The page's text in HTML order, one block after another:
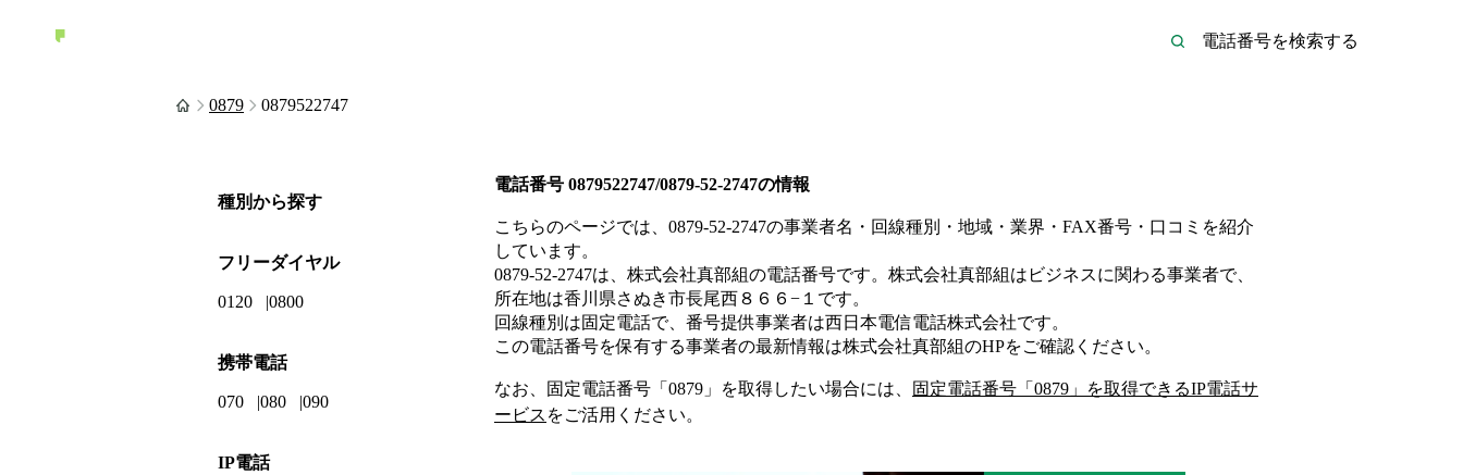
0879 0879522747
電話番号 0879522747/0879-52-2747の情報
こちらのページでは、 0879-52-2747の事業者名・回線種別・地域・業界・FAX番号・口コミを紹介
しています。
0879-52-2747は、 株式会社真部組の電話番号です。 株式会社真部組は ビジネスに関わる事業者で、
所在地は香川県さぬき市長尾西８６６−１ です。
回線種別は固定電話で、番号提供事業者は西日本電信電話株式会社です。
この電話番号を保有する事業者の最新情報は株式会社真部組のHPをご確認ください。
なお、固定電話番号「 0879 」を取得したい場合には、 固定電話番号「 0879 」を取得できるIP電話サ
ービス をご活用ください。
種別から探す
フリーダイヤル
0120 0800
携帯電話
070 080 090
IP電話